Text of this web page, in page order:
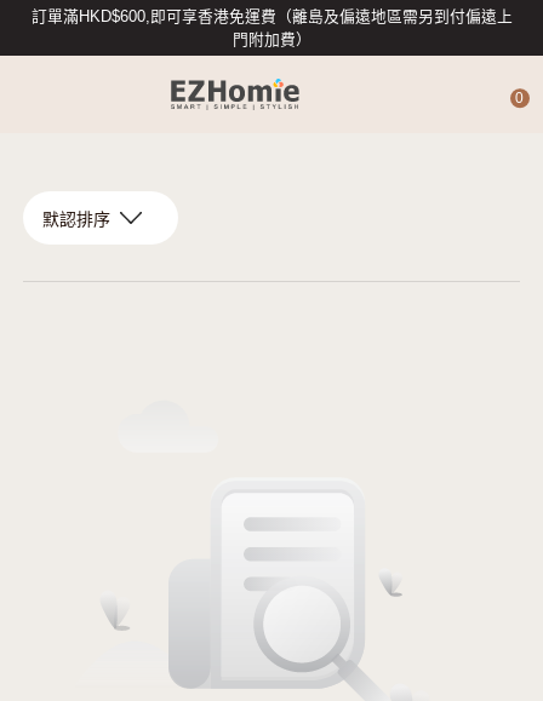
訂單滿HKD$600,即可享香港免運費（離島及偏遠地區需另到付偏遠上
門附加費）
4G攝影機
0